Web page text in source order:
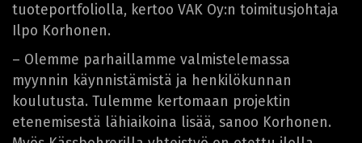
tuoteportfoliolla, kertoo VAK Oy:n toimitusjohtaja
Ilpo Korhonen.
– Olemme parhaillamme valmistelemassa
myynnin käynnistämistä ja henkilökunnan
koulutusta. Tulemme kertomaan projektin
etenemisestä lähiaikoina lisää, sanoo Korhonen.